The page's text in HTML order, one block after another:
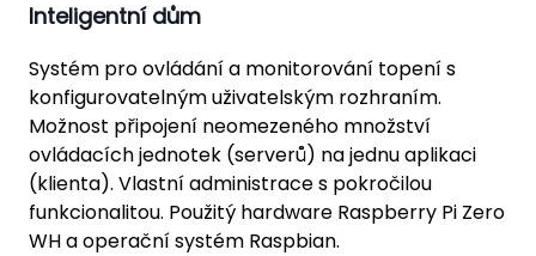
Inteligentní dům
Systém pro ovládání a monitorování topení s
konfigurovatelným uživatelským rozhraním.
Možnost připojení neomezeného množství
ovládacích jednotek (serverů) na jednu aplikaci
(klienta). Vlastní administrace s pokročilou
funkcionalitou. Použitý hardware Raspberry Pi Zero
WH a operační systém Raspbian.